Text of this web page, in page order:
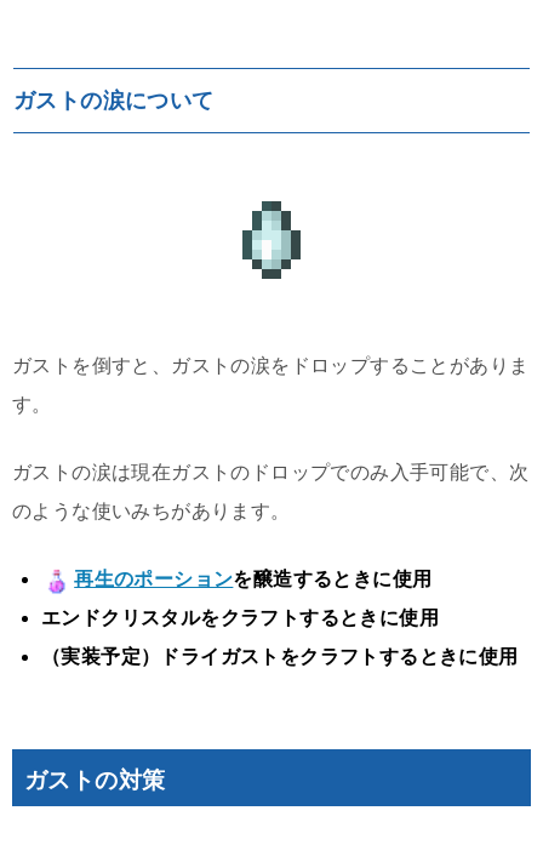
ガストの涙について
ガストを倒すと、ガストの涙をドロップすることがありま
す。
ガストの涙は現在ガストのドロップでのみ入手可能で、次
のような使いみちがあります。
再生のポーションを醸造するときに使用
エンドクリスタルをクラフトするときに使用
（実装予定）ドライガストをクラフトするときに使用
ガストの対策